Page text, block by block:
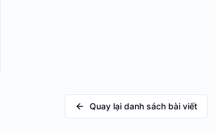
Quay lại danh sách bài viết